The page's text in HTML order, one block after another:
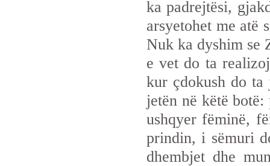
ka padrejtësi,
arsyetohet me atë
Nuk ka dyshim se
e vet do ta
kur çdokush do ta
jetën në këtë
ushqyer fëminë,
prindin, i sëmuri
dhembjet dhe